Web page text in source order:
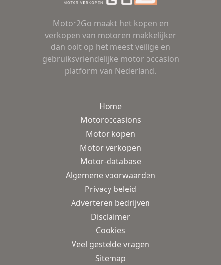
Motor2Go maakt het kopen en
verkopen van motoren makkelijker
dan ooit op het meest veilige en
gebruiksvriendelijke motor occasion
platform van Nederland.
Home
Motoroccasions
Motor kopen
Motor verkopen
Motor-database
Algemene voorwaarden
Privacy beleid
Adverteren bedrijven
Disclaimer
Cookies
Veel gestelde vragen
Sitemap